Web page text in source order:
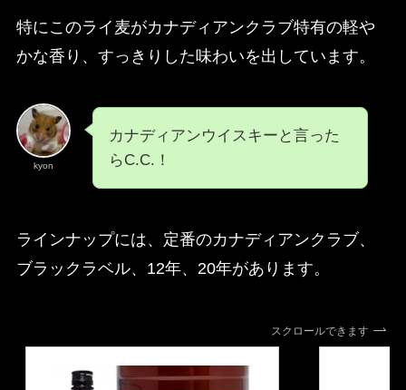
特にこのライ麦がカナディアンクラブ特有の軽や
かな香り、すっきりした味わいを出しています。
kyon
カナディアンウイスキーと言った
らC.C.！
ラインナップには、定番のカナディアンクラブ、
ブラックラベル、12年、20年があります。
スクロールできます